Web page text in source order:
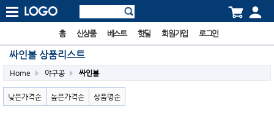
홈 신상품 베스트 핫딜 회원가입 로그인
싸인볼 상품리스트
Home 야구공 싸인볼
낮은가격순 높은가격순 상품명순